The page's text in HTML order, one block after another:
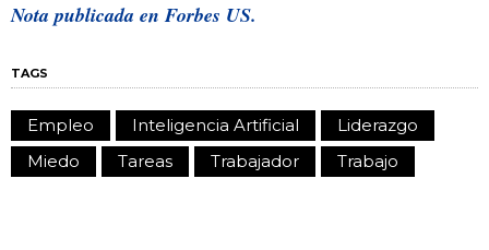
Nota publicada en Forbes US.
TAGS
Empleo Inteligencia Artificial
Liderazgo
Miedo
Tareas Trabajador Trabajo